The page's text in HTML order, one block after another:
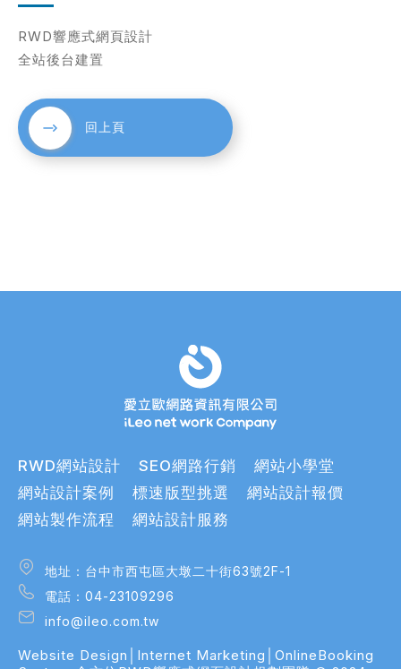
RWD響應式網頁設計
全站後台建置
回上頁
RWD網站設計 SEO網路行銷
網站小學堂
網站設計案例
標速版型挑選
網站設計報價
網站製作流程
網站設計服務
地址：台中市西屯區大墩二十街63號2F-1
電話：04-23109296
info@ileo.com.tw
Website Design│Internet Marketing│OnlineBooking
述您的需求
地址：台中市西屯區大墩二十街63號2F-1
電話：04-23109296
Design│Internet Marketing│OnlineBooking